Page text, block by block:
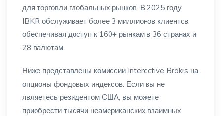
для торговли глобальных рынков. В 2025 году
IBKR обслуживает более 3 миллионов клиентов,
обеспечивая доступ к 160+ рынкам в 36 странах и
28 валютам.
Ниже представлены комиссии Interactive Brokrs на
опционы фондовых индексов. Если вы не
являетесь резидентом США, вы можете
приобрести тысячи неамериканских взаимных